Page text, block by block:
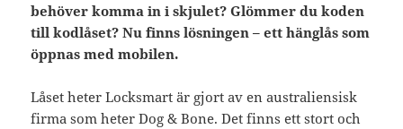
behöver komma in i skjulet? Glömmer du koden
till kodlåset? Nu finns lösningen – ett hänglås som
öppnas med mobilen.
Låset heter Locksmart är gjort av en australiensisk
firma som heter Dog & Bone. Det finns ett stort och